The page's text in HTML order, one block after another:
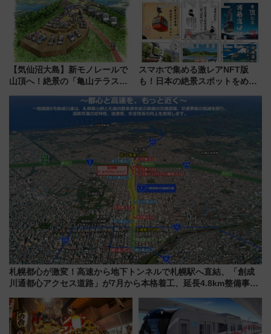
【気仙沼大島】新モノレールで
山頂へ！絶景の「亀山テラス
暇村のお得な日帰りプランも登
スマホで集める激レアNFT版
も！日本の絶景スポットをめぐ
ん)」企画がスタート
札幌都心が激変！高速から地下トンネルで札幌駅へ直結、「創成
川通都心アクセス道路」が7月から本格着工、延長4.8km整備事業